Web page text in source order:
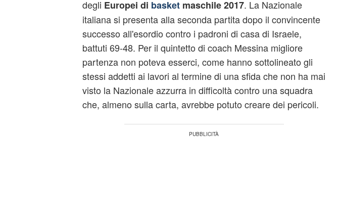
degli Europei di basketmaschile 2017. La Nazionale
italiana si presenta alla seconda partita dopo il convincente
successo all'esordio contro i padroni di casa di Israele,
battuti 69-48. Per il quintetto di coach Messina migliore
partenza non poteva esserci, come hanno sottolineato gli
stessi addetti ai lavori al termine di una sfida che non ha mai
visto la Nazionale azzurra in difficoltà contro una squadra
che, almeno sulla carta, avrebbe potuto creare dei pericoli.